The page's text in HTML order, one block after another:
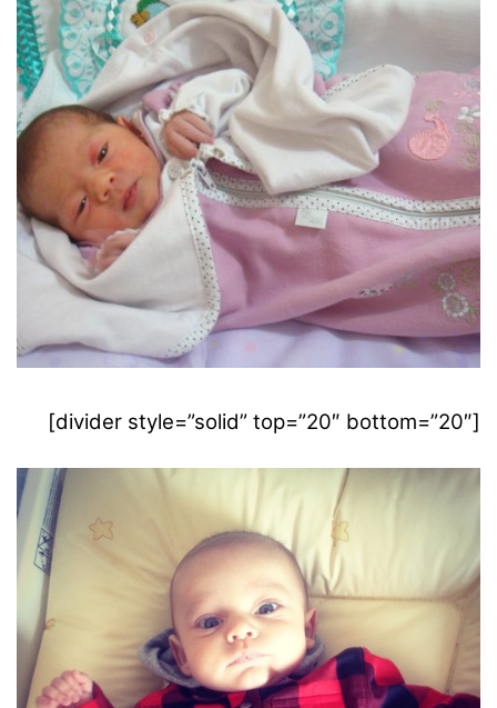
[divider style=”solid” top=”20″ bottom=”20″]